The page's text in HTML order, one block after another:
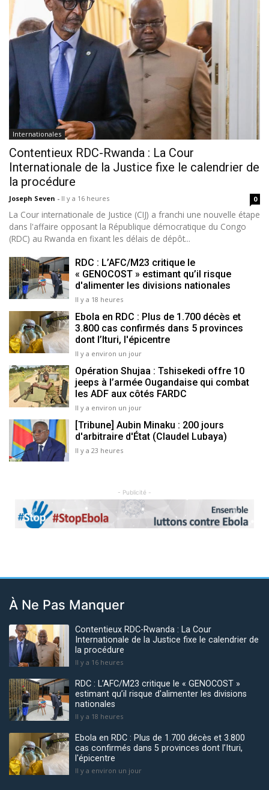
Internationales
Contentieux RDC-Rwanda : La Cour
Internationale de la Justice fixe le calendrier de
la procédure
Joseph Seven - Il y a 16 heures 0
La Cour internationale de Justice (CIJ) a franchi une nouvelle étape
dans l'affaire opposant la République démocratique du Congo
(RDC) au Rwanda en fixant les délais de dépôt...
RDC : L’AFC/M23 critique le
« GENOCOST » estimant qu’il risque
d'alimenter les divisions nationales
Il y a 18 heures
Ebola en RDC : Plus de 1.700 décès et
3.800 cas confirmés dans 5 provinces
dont l’Ituri, l'épicentre
Il y a environ un jour
Opération Shujaa : Tshisekedi offre 10
jeeps à l’armée Ougandaise qui combat
les ADF aux côtés FARDC
Il y a environ un jour
[Tribune] Aubin Minaku : 200 jours
d'arbitraire d'État (Claudel Lubaya)
Il y a 23 heures
- Publicité -
Previous Next
À Ne Pas Manquer
Contentieux RDC-Rwanda : La Cour
Internationale de la Justice fixe le calendrier de
la procédure
Il y a 16 heures
RDC : L’AFC/M23 critique le « GENOCOST »
estimant qu’il risque d'alimenter les divisions
nationales
Il y a 18 heures
Ebola en RDC : Plus de 1.700 décès et 3.800
cas confirmés dans 5 provinces dont l’Ituri,
l'épicentre
Il y a environ un jour